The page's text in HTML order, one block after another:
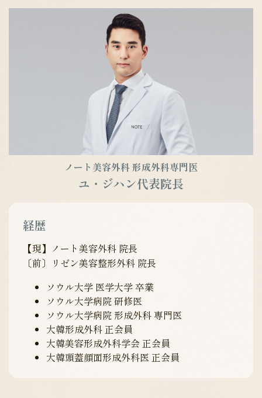
ノート美容外科 形成外科専門医
ユ・ジハン代表院長
経歴
【現】ノート美容外科 院長
〔前〕リゼン美容整形外科 院長
ソウル大学 医学大学 卒業
ソウル大学病院 研修医
ソウル大学病院 形成外科 専門医
大韓形成外科 正会員
大韓美容形成外科学会 正会員
大韓頭蓋顔面形成外科医 正会員